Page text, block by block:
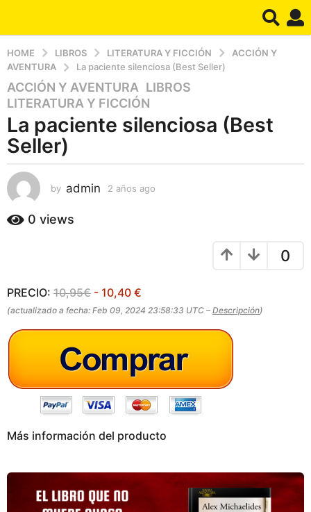
HOME LIBROS LITERATURA Y FICCIÓN
ACCIÓN Y
AVENTURA
La paciente silenciosa (Best Seller)
2
a
ñ
o
s
g
o
2
s
a
o
ACCIÓN Y AVENTURA ,LIBROS
LITERATURA Y FICCIÓN
La paciente silenciosa (Best
Seller)
by admin 2 años ago
0 views
0
PRECIO: 10,95€ - 10,40 €
(actualizado a fecha: Feb 09, 2024 23:58:33 UTC – Descripción)
Más información del producto